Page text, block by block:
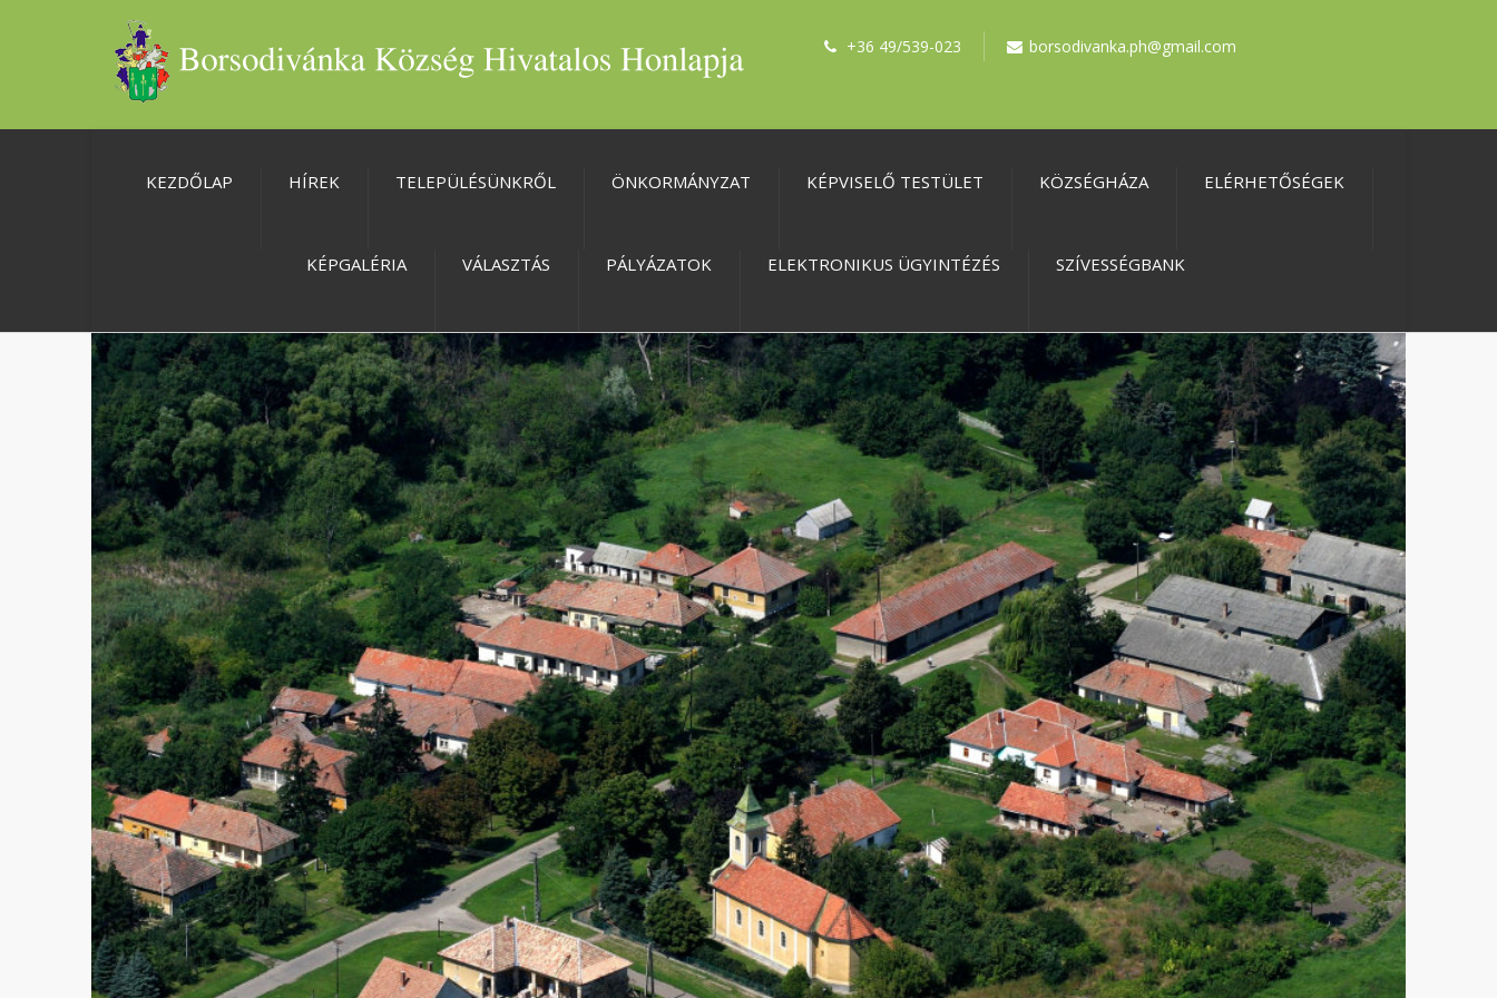
+36 49/539-023 borsodivanka.ph@gmail.com
KEZDŐLAP HÍREK TELEPÜLÉSÜNKRŐL ÖNKORMÁNYZAT KÉPVISELŐ TESTÜLET KÖZSÉGHÁZA ELÉRHETŐSÉGEK
KÉPGALÉRIA VÁLASZTÁS PÁLYÁZATOK ELEKTRONIKUS ÜGYINTÉZÉS SZÍVESSÉGBANK